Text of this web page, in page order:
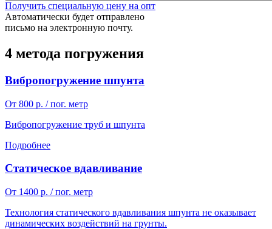
Получить специальную цену на опт
Автоматически будет отправлено
письмо на электронную почту.
4 метода погружения
Вибропогружение шпунта
От 800 р. / пог. метр
Вибропогружение труб и шпунта
Подробнее
Статическое вдавливание
От 1400 р. / пог. метр
Технология статического вдавливания шпунта не оказывает
динамических воздействий на грунты.